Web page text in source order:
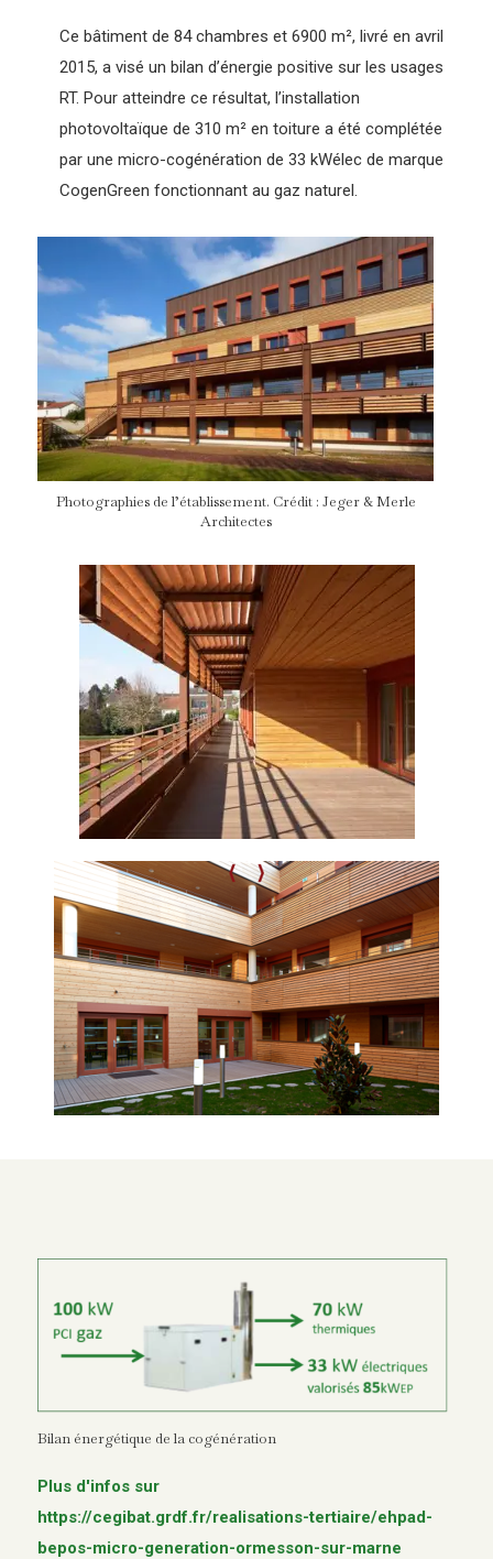
Ce bâtiment de 84 chambres et 6900 m², livré en avril
2015, a visé un bilan d’énergie positive sur les usages
RT. Pour atteindre ce résultat, l’installation
photovoltaïque de 310 m² en toiture a été complétée
par une micro-cogénération de 33 kWélec de marque
CogenGreen fonctionnant au gaz naturel.
Photographies de l’établissement. Crédit : Jeger & Merle
Architectes
Bilan énergétique de la cogénération
Plus d'infos sur
https://cegibat.grdf.fr/realisations-tertiaire/ehpad-
bepos-micro-generation-ormesson-sur-marne